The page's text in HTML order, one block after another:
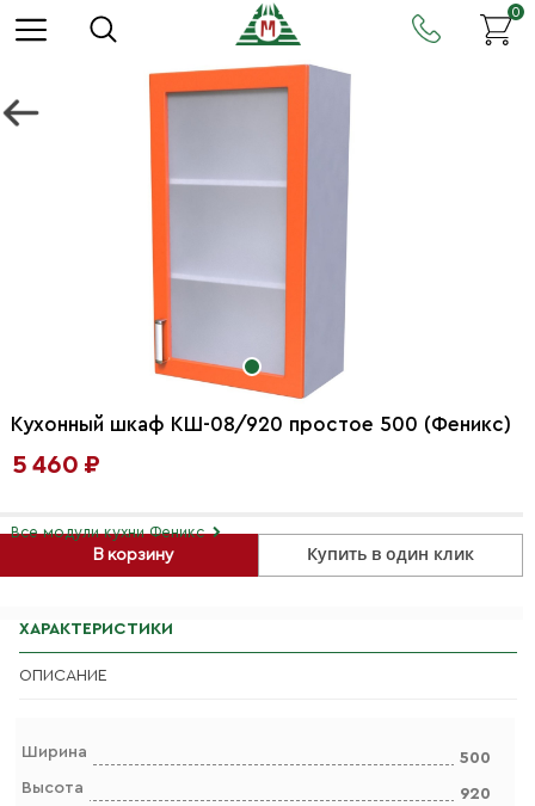
0
Кухонный шкаф КШ-08/920 простое 500 (Феникс)
5 460 ₽
В корзину Купить в один клик
Все модули кухни Феникс
ХАРАКТЕРИСТИКИ
ОПИСАНИЕ
Ширина
500
Высота
920